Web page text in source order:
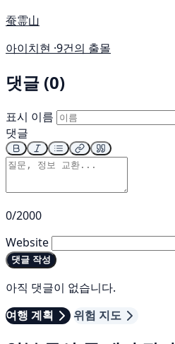
蚕霊山
아이치현 ·9건의 출몰
댓글 (0)
표시 이름
댓글
0/2000
Website
댓글 작성
아직 댓글이 없습니다.
여행 계획
위험 지도